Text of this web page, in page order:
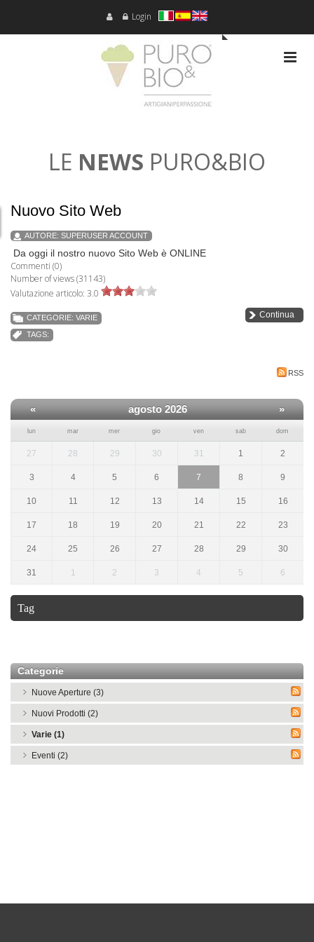
Login
LE NEWS PURO&BIO
Nuovo Sito Web
AUTORE: SUPERUSER ACCOUNT
Da oggi il nostro nuovo Sito Web è ONLINE
Commenti (0)
Number of views (31143)
Valutazione articolo: 3.0
Continua
CATEGORIE: VARIE
TAGS:
RSS
« agosto 2026 »
lun mar mer gio ven sab dom
27 28 29 30 31 1 2
3 4 5 6 7 8 9
10 11 12 13 14 15 16
17 18 19 20 21 22 23
24 25 26 27 28 29 30
31 1 2 3 4 5 6
Tag
Categorie
Nuove Aperture (3)
Nuovi Prodotti (2)
Varie (1)
Eventi (2)